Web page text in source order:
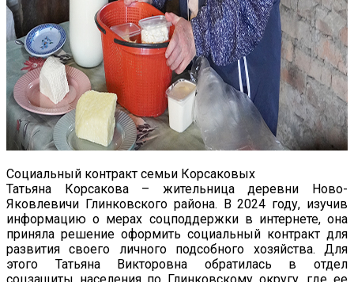
Социальный контракт семьи Корсаковых
Татьяна Корсакова – жительница деревни Ново-
Яковлевичи Глинковского района. В 2024 году, изучив
информацию о мерах соцподдержки в интернете, она
приняла решение оформить социальный контракт для
развития своего личного подсобного хозяйства. Для
этого Татьяна Викторовна обратилась в отдел